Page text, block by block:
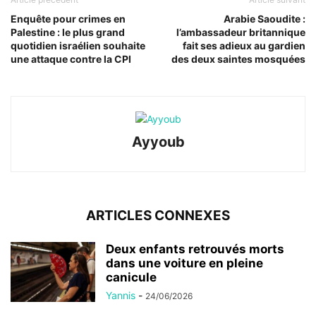
Enquête pour crimes en
Palestine : le plus grand
quotidien israélien souhaite
une attaque contre la CPI
Arabie Saoudite :
l’ambassadeur britannique
fait ses adieux au gardien
des deux saintes mosquées
Ayyoub
ARTICLES CONNEXES
Deux enfants retrouvés morts
dans une voiture en pleine
canicule
Yannis - 24/06/2026